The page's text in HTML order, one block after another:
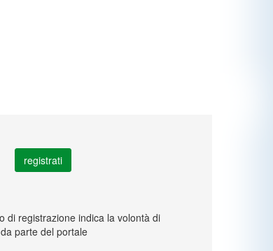
di registrazione indica la volontà di
parte del portale